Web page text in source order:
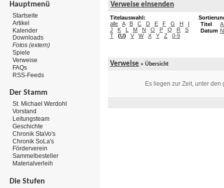
Hauptmenü
Startseite
Artikel
Kalender
Downloads
Fotos (extern)
Spiele
Verweise
FAQs
RSS-Feeds
Der Stamm
St. Michael Werdohl
Vorstand
Leitungsteam
Geschichte
Chronik StaVo's
Chronik SoLa's
Förderverein
Sammelbesteller
Materialverleih
Die Stufen
Verweise einsenden
Titelauswahl:
alle
A B C D E F G H
I
J
K L M N O P Q R
S
T
(U) V W X Y Z 0-9
Titel
Datum
Verweise » Übersicht
Es liegen zur Zeit, unter